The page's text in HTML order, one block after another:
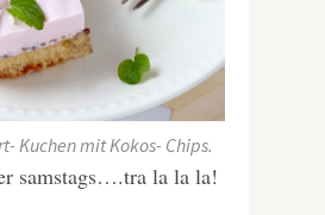
Kuchen mit Kokos- Chips.
samstags….tra la la la!